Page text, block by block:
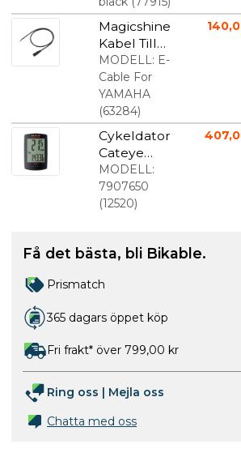
Magicshine
Kabel Till
Yamaha
Elcykel
MODELL: E-
Cable For
YAMAHA
(63284)
Cykeldator
Cateye
Padrone
MODELL:
7907650
(12520)
Få det bästa, bli Bikable.
Prismatch
365 dagars öppet köp
Fri frakt* över 799,00 kr
Ring oss | Mejla oss
Chatta med oss